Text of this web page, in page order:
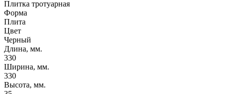
Плитка тротуарная
Форма
Плита
Цвет
Черный
Длина, мм.
330
Ширина, мм.
330
Высота, мм.